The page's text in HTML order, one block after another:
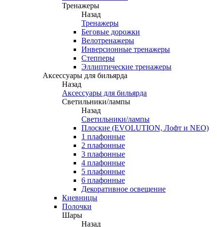
Тренажеры
Назад
Тренажеры
Беговые дорожки
Велотренажеры
Инверсионные тренажеры
Степперы
Эллиптические тренажеры
Аксессуары для бильярда
Назад
Аксессуары для бильярда
Светильники/лампы
Назад
Светильники/лампы
Плоские (EVOLUTION, Лофт и NEO)
1 плафонные
2 плафонные
3 плафонные
4 плафонные
5 плафонные
6 плафонные
Декоративное освещение
Киевницы
Полочки
Шары
Назад